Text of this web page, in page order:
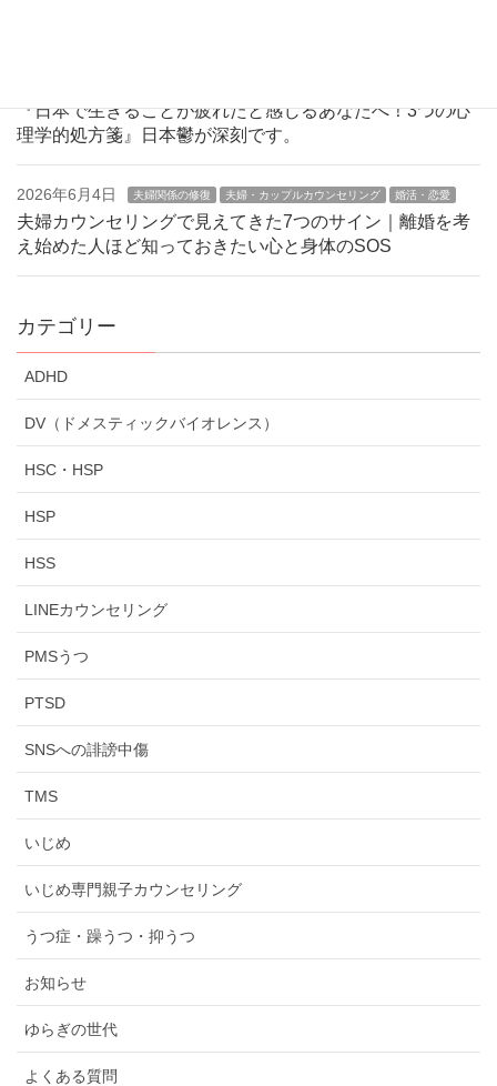
『日本で生きることが疲れたと感じるあなたへ！3つの心
理学的処方箋』日本鬱が深刻です。
2026年6月4日 夫婦関係の修復 夫婦・カップルカウンセリング 婚活・恋愛
夫婦カウンセリングで見えてきた7つのサイン｜離婚を考
え始めた人ほど知っておきたい心と身体のSOS
カテゴリー
ADHD
DV（ドメスティックバイオレンス）
HSC・HSP
HSP
HSS
LINEカウンセリング
PMSうつ
PTSD
SNSへの誹謗中傷
TMS
いじめ
いじめ専門親子カウンセリング
うつ症・躁うつ・抑うつ
お知らせ
ゆらぎの世代
よくある質問